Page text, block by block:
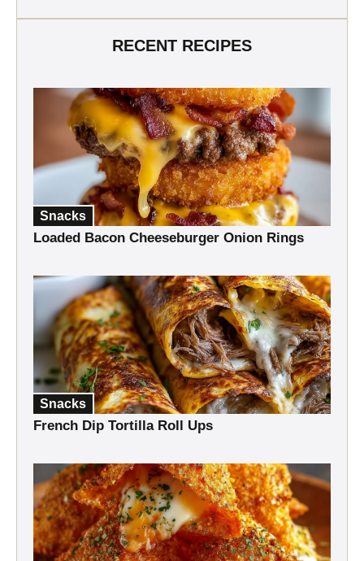
RECENT RECIPES
Snacks
Loaded Bacon Cheeseburger Onion Rings
Snacks
French Dip Tortilla Roll Ups